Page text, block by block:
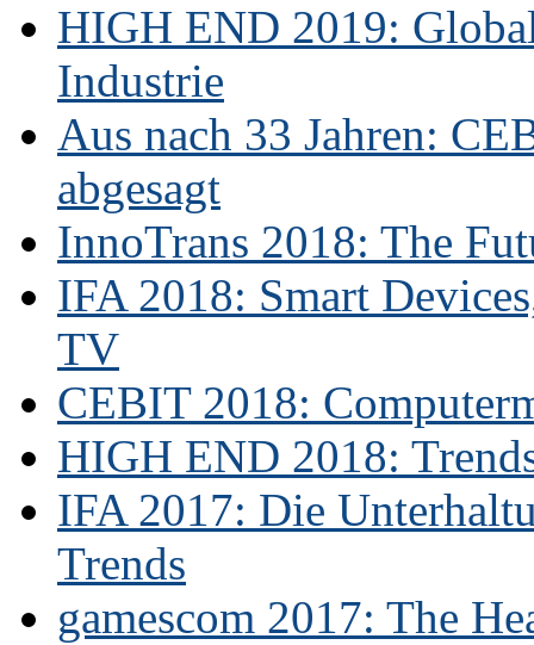
HIGH END 2019:
Industrie
Aus nach 33 Jahren:
abgesagt
InnoTrans 2018: The
IFA 2018: Smart
TV
CEBIT 2018:
HIGH END 2018:
IFA 2017: Die
Trends
gamescom 2017: The